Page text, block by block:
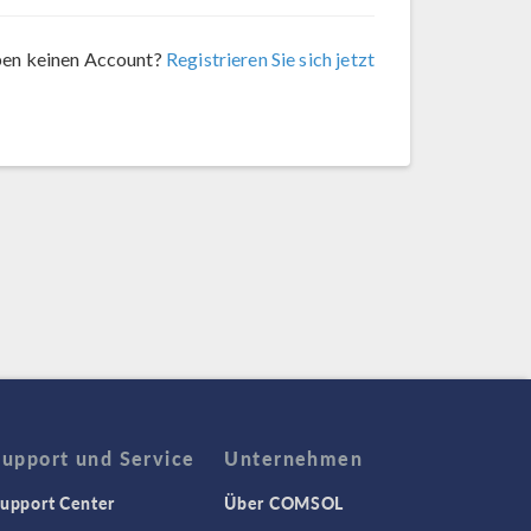
keinen Account? Registrieren Sie sich jetzt
und Service
Center
Unternehmen
Über COMSOL